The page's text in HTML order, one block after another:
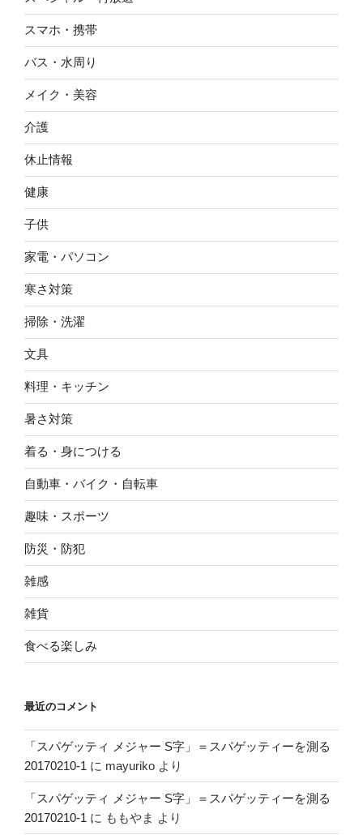
スマホ・携帯
バス・水周り
メイク・美容
介護
休止情報
健康
子供
家電・パソコン
寒さ対策
掃除・洗濯
文具
料理・キッチン
暑さ対策
着る・身につける
自動車・バイク・自転車
趣味・スポーツ
防災・防犯
雑感
雑貨
食べる楽しみ
最近のコメント
「スパゲッティ メジャー S字」＝スパゲッティーを測る
20170210-1 に mayuriko より
「スパゲッティ メジャー S字」＝スパゲッティーを測る
20170210-1 に ももやま より